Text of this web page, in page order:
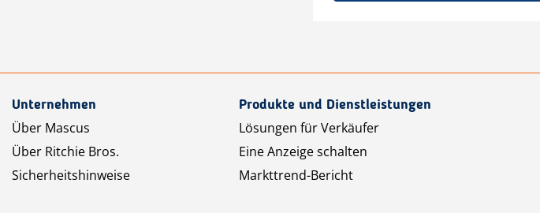
Unternehmen
Über Mascus
Über Ritchie Bros.
Sicherheitshinweise
Produkte und Dienstleistungen
Lösungen für Verkäufer
Eine Anzeige schalten
Markttrend-Bericht